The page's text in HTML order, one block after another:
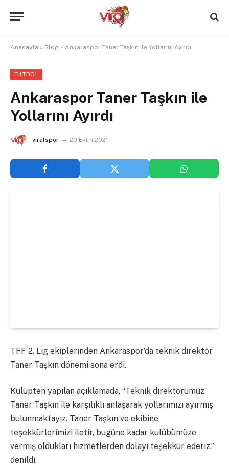
Anasayfa » Blog » Ankaraspor Taner Taşkın ile Yollarını Ayırdı
FUTBOL
Ankaraspor Taner Taşkın ile
Yollarını Ayırdı
viralspor 20 Ekim 2021
TFF 2. Lig ekiplerinden Ankaraspor’da teknik direktör
Taner Taşkın dönemi sona erdi.
Kulüpten yapılan açıklamada, “Teknik direktörümüz
Taner Taşkın ile karşılıklı anlaşarak yollarımızı ayırmış
bulunmaktayız. Taner Taşkın ve ekibine
teşekkürlerimizi iletir, bugüne kadar kulübümüze
vermiş oldukları hizmetlerden dolayı teşekkür ederiz.”
denildi.